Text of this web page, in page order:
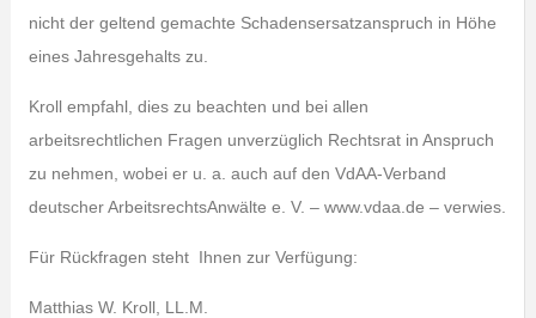
nicht der geltend gemachte Schadensersatzanspruch in Höhe
eines Jahresgehalts zu.
Kroll empfahl, dies zu beachten und bei allen
arbeitsrechtlichen Fragen unverzüglich Rechtsrat in Anspruch
zu nehmen, wobei er u. a. auch auf den VdAA-Verband
deutscher ArbeitsrechtsAnwälte e. V. – www.vdaa.de – verwies.
Für Rückfragen steht Ihnen zur Verfügung:
Matthias W. Kroll, LL.M.